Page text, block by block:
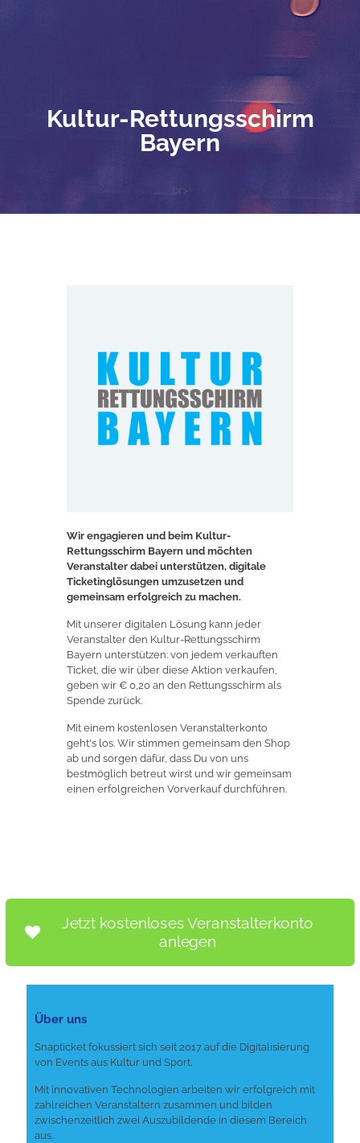
Kultur-Rettungsschirm
Bayern
br>
Wir engagieren und beim Kultur-
Rettungsschirm Bayern und möchten
Veranstalter dabei unterstützen, digitale
Ticketinglösungen umzusetzen und
gemeinsam erfolgreich zu machen.
Mit unserer digitalen Lösung kann jeder
Veranstalter den Kultur-Rettungsschirm
Bayern unterstützen: von jedem verkauften
Ticket, die wir über diese Aktion verkaufen,
geben wir € 0,20 an den Rettungsschirm als
Spende zurück.
Mit einem kostenlosen Veranstalterkonto
geht's los. Wir stimmen gemeinsam den Shop
ab und sorgen dafür, dass Du von uns
bestmöglich betreut wirst und wir gemeinsam
einen erfolgreichen Vorverkauf durchführen.
Jetzt kostenloses Veranstalterkonto
anlegen
Über uns
Snapticket fokussiert sich seit 2017 auf die Digitalisierung
von Events aus Kultur und Sport.
Mit innovativen Technologien arbeiten wir erfolgreich mit
zahlreichen Veranstaltern zusammen und bilden
zwischenzeitlich zwei Auszubildende in diesem Bereich
aus.